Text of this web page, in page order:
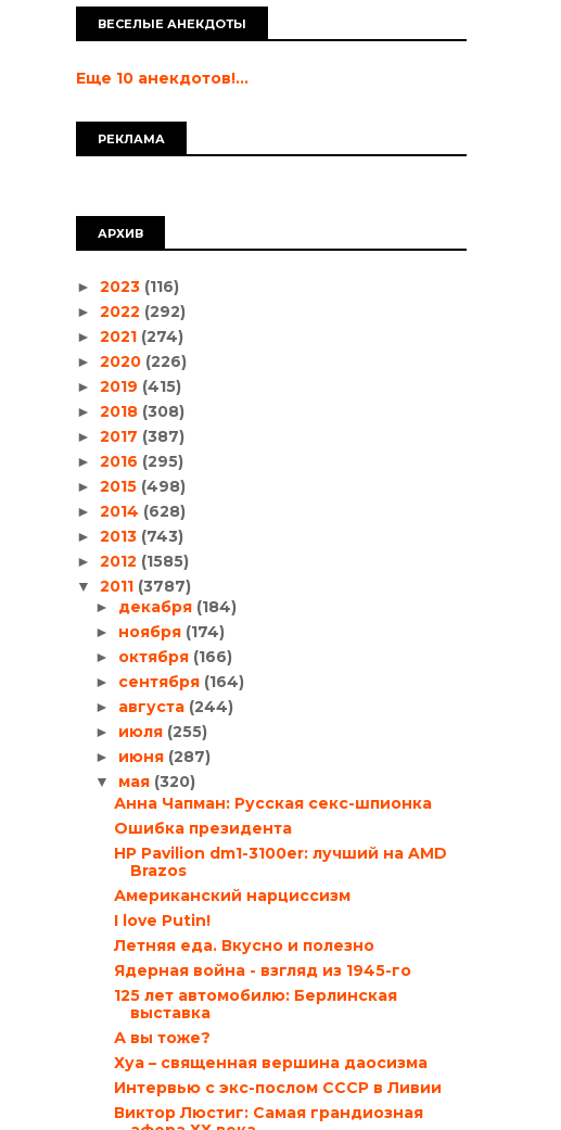
ВЕСЕЛЫЕ АНЕКДОТЫ
Еще 10 анекдотов!...
РЕКЛАМА
АРХИВ
► 2023 (116)
► 2022 (292)
► 2021 (274)
► 2020 (226)
► 2019 (415)
► 2018 (308)
► 2017 (387)
► 2016 (295)
► 2015 (498)
► 2014 (628)
► 2013 (743)
► 2012 (1585)
▼ 2011 (3787)
► декабря (184)
► ноября (174)
► октября (166)
► сентября (164)
► августа (244)
► июля (255)
► июня (287)
▼ мая (320)
Анна Чапман: Русская секс-шпионка
Ошибка президента
HP Pavilion dm1-3100er: лучший на AMD
Brazos
Американский нарциссизм
I love Putin!
Летняя еда. Вкусно и полезно
Ядерная война - взгляд из 1945-го
125 лет автомобилю: Берлинская
выставка
А вы тоже?
Хуа – священная вершина даосизма
Интервью с экс-послом СССР в Ливии
Виктор Люстиг: Самая грандиозная